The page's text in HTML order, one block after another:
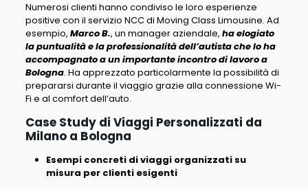
Numerosi clienti hanno condiviso le loro esperienze
positive con il servizio NCC di Moving Class Limousine. Ad
esempio, Marco B., un manager aziendale, ha elogiato
la puntualità e la professionalità dell’autista che lo ha
accompagnato a un importante incontro di lavoro a
Bologna. Ha apprezzato particolarmente la possibilità di
prepararsi durante il viaggio grazie alla connessione Wi-
Fi e al comfort dell’auto.
Case Study di Viaggi Personalizzati da
Milano a Bologna
Esempi concreti di viaggi organizzati su
misura per clienti esigenti